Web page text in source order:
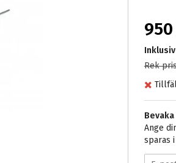
Rek
Ange
sparas